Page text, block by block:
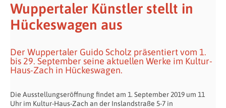
Wuppertaler Künstler stellt in
Hückeswagen aus
Der Wuppertaler Guido Scholz präsentiert vom 1.
bis 29. September seine aktuellen Werke im Kultur-
Haus-Zach in Hückeswagen.
Die Ausstellungseröffnung findet am 1. September 2019 um 11
Uhr im Kultur-Haus-Zach an der Inslandstraße 5-7 in